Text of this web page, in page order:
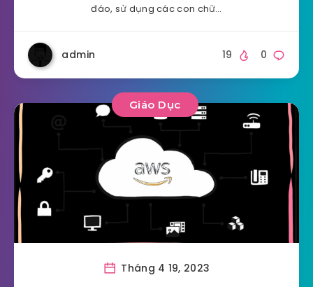
đáo, sử dụng các con chữ…
admin 0
19
Giáo Dục
Tháng 4 19, 2023